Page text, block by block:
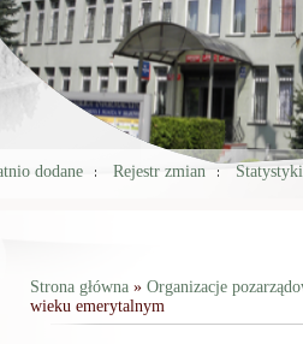
dodane Rejestr zmian Statystyki
Jesteś tutaj
Strona główna» Organizacje
wieku emerytalnym